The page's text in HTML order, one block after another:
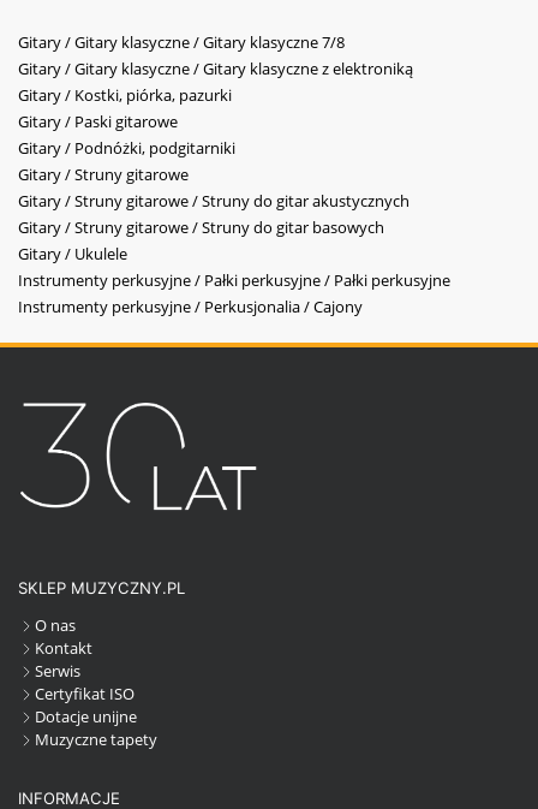
Gitary / Gitary klasyczne / Gitary klasyczne 7/8
Gitary / Gitary klasyczne / Gitary klasyczne z elektroniką
Gitary / Kostki, piórka, pazurki
Gitary / Paski gitarowe
Gitary / Podnóżki, podgitarniki
Gitary / Struny gitarowe
Gitary / Struny gitarowe / Struny do gitar akustycznych
Gitary / Struny gitarowe / Struny do gitar basowych
Gitary / Ukulele
Instrumenty perkusyjne / Pałki perkusyjne / Pałki perkusyjne
Instrumenty perkusyjne / Perkusjonalia / Cajony
SKLEP MUZYCZNY.PL
O nas
Kontakt
Serwis
Certyfikat ISO
Dotacje unijne
Muzyczne tapety
INFORMACJE